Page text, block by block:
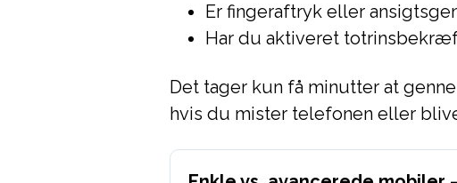
Er fingeraftryk eller
Har du aktiveret
Det tager kun få minutter at
hvis du mister telefonen eller